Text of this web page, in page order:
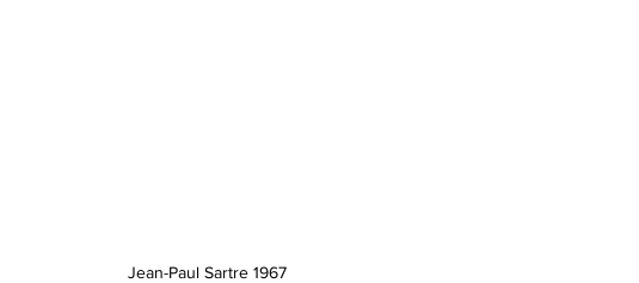
Jean-Paul Sartre 1967